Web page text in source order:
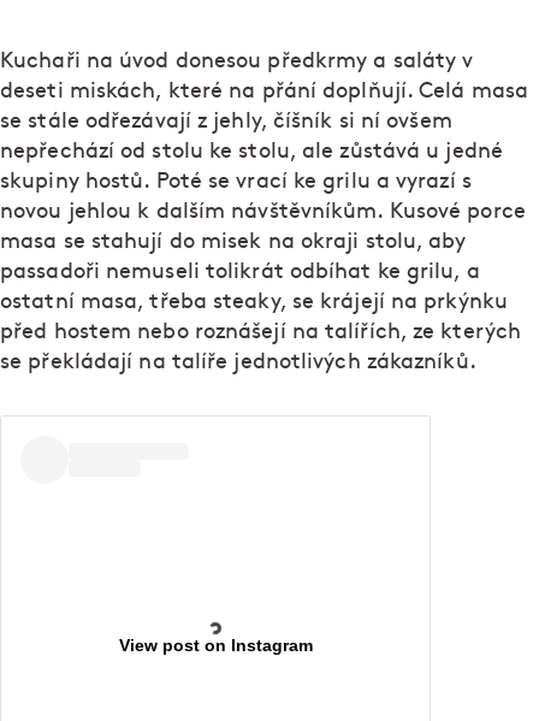
Kuchaři na úvod donesou předkrmy a saláty v
deseti miskách, které na přání doplňují. Celá masa
se stále odřezávají z jehly, číšník si ní ovšem
nepřechází od stolu ke stolu, ale zůstává u jedné
skupiny hostů. Poté se vrací ke grilu a vyrazí s
novou jehlou k dalším návštěvníkům. Kusové porce
masa se stahují do misek na okraji stolu, aby
passadoři nemuseli tolikrát odbíhat ke grilu, a
ostatní masa, třeba steaky, se krájejí na prkýnku
před hostem nebo roznášejí na talířích, ze kterých
se překládají na talíře jednotlivých zákazníků.
View post on Instagram